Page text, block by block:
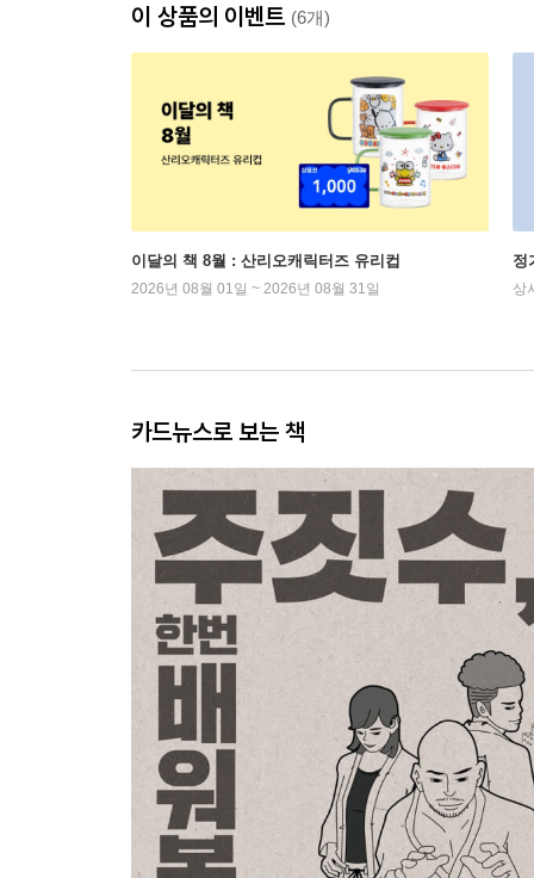
이 상품의 이벤트 (6개)
이달의 책 8월 : 산리오캐릭터즈 유리컵
2026년 08월 01일 ~ 2026년 08월 31일
정
상
카드뉴스로 보는 책